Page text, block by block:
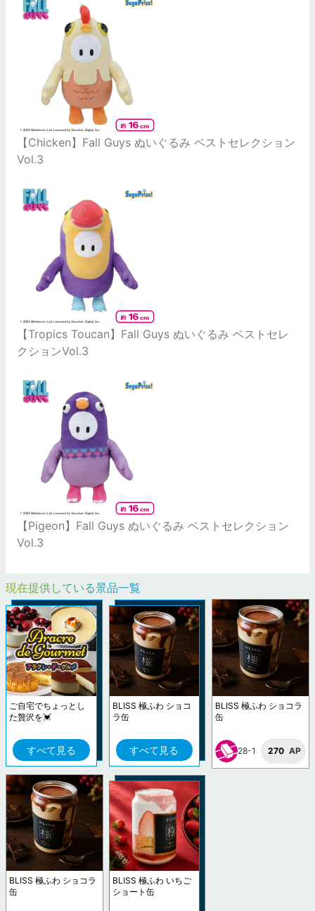
【Chicken】Fall Guys ぬいぐるみ ベストセレクション
Vol.3
【Tropics Toucan】Fall Guys ぬいぐるみ ベストセレ
クションVol.3
【Pigeon】Fall Guys ぬいぐるみ ベストセレクション
Vol.3
現在提供している景品一覧
ご自宅でちょっとし
た贅沢を💓
すべて見る
BLISS 極ふわ ショコ
ラ缶
すべて見る
BLISS 極ふわ ショコラ
缶
28-1 270 AP
BLISS 極ふわ ショコラ
缶
BLISS 極ふわ いちご
ショート缶